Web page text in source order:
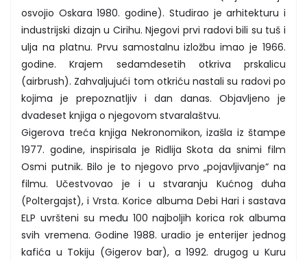
osvojio Oskara 1980. godine). Studirao je arhitekturu i
industrijski dizajn u Cirihu. Njegovi prvi radovi bili su tuš i
ulja na platnu. Prvu samostalnu izložbu imao je 1966.
godine. Krajem sedamdesetih otkriva prskalicu
(airbrush). Zahvaljujući tom otkriću nastali su radovi po
kojima je prepoznatljiv i dan danas. Objavljeno je
dvadeset knjiga o njegovom stvaralaštvu.
Gigerova treća knjiga Nekronomikon, izašla iz štampe
1977. godine, inspirisala je Ridlija Skota da snimi film
Osmi putnik. Bilo je to njegovo prvo „pojavljivanje“ na
filmu. Učestvovao je i u stvaranju Kućnog duha
(Poltergajst), i Vrsta. Korice albuma Debi Hari i sastava
ELP uvršteni su među 100 najboljih korica rok albuma
svih vremena. Godine 1988. uradio je enterijer jednog
kafića u Tokiju (Gigerov bar), a 1992. drugog u Kuru